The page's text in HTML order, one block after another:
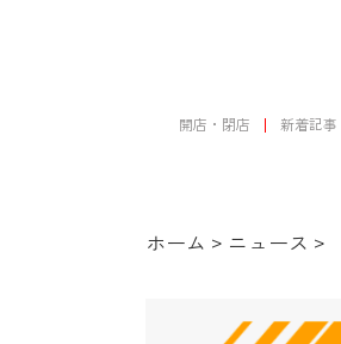
開店・閉店 新着記事
ホーム > ニュース >